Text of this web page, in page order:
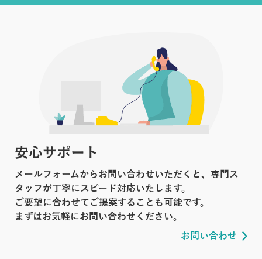
安心サポート
メールフォームからお問い合わせいただくと、専門ス
タッフが丁寧にスピード対応いたします。
ご要望に合わせてご提案することも可能です。
まずはお気軽にお問い合わせください。
お問い合わせ